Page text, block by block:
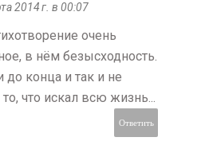
2014 г. в 00:07
очень
в нём безысходность.
до конца и так и не
то, что искал всю жизнь...
Ответить